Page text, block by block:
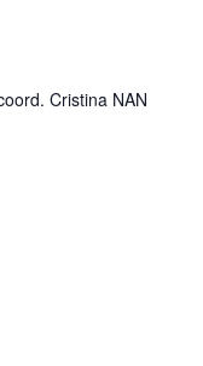
Cristina NAN